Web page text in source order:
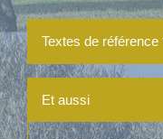
Textes de référence
Et aussi